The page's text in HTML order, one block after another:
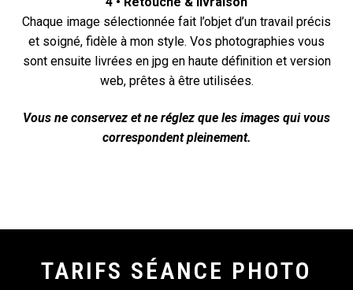
Chaque image sélectionnée fait l’objet d’un travail précis
et soigné, fidèle à mon style. Vos photographies vous
sont ensuite livrées en jpg en haute définition et version
web, prêtes à être utilisées.
Vous ne conservez et ne réglez que les images qui vous
correspondent pleinement.
TARIFS SÉANCE PHOTO